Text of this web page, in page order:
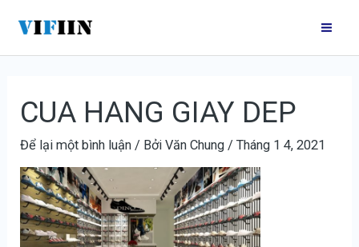
nội
CUA HANG GIAY DEP
Để lại một bình luận / BởiVăn Chung /Tháng 1 4, 2021
hướng
bài